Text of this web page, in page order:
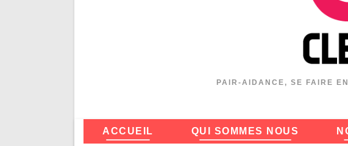
PAIR-AIDANCE, SE FAIRE
ACCUEIL QUI SOMMES NOUS